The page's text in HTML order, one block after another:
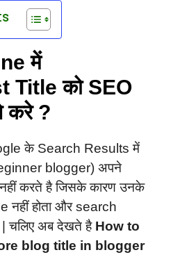
में
Title को SEO
करे ?
के Search Results में
blogger) अपने
करते है जिसके कारण उनके
नहीं होता और search
| चलिए अब देखते है How to
blog title in blogger